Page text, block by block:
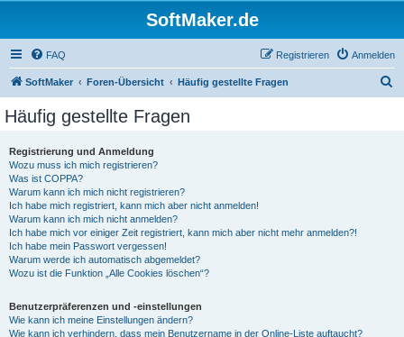
SoftMaker.de
FAQ Anmelden
Registrieren
SoftMaker Foren-Übersicht Häufig gestellte Fragen
Häufig gestellte Fragen
Registrierung und Anmeldung
Wozu muss ich mich registrieren?
Was ist COPPA?
Warum kann ich mich nicht registrieren?
Ich habe mich registriert, kann mich aber nicht anmelden!
Warum kann ich mich nicht anmelden?
Ich habe mich vor einiger Zeit registriert, kann mich aber nicht mehr anmelden?!
Ich habe mein Passwort vergessen!
Warum werde ich automatisch abgemeldet?
Wozu ist die Funktion „Alle Cookies löschen“?
Benutzerpräferenzen und -einstellungen
Wie kann ich meine Einstellungen ändern?
Wie kann ich verhindern, dass mein Benutzername in der Online-Liste auftaucht?